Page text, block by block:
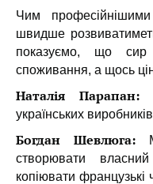
Чим
швидше
показуємо, що
споживання, а щось
Наталія Парапан:
українських
Богдан Шевлюга:
створювати
копіювати французькі